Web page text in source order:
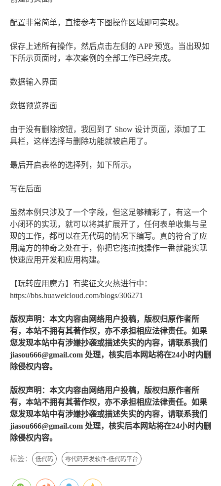
配置非常简单，直接参考下图操作区域即可实现。
保存上述所有操作，然后点击左侧的 APP 预览。当出现如
下所示页面时，本次案例的全部工作已经完成。
数据输入界面
数据预览界面
由于没有删除按钮，我回到了 Show 设计页面，添加了工
具栏，这样选择与删除功能就被启用了。
最后开启表格的选择列，如下所示。
写在后面
虽然本例只涉及了一个字段，但这足够精彩了，有这一个
小闭环的实现，就可以将其扩展开了，任何表单收集与呈
现的工作，都可以在无代码的情况下编写。真的符合了应
用魔方的神奇之处在于，你把它拖拉拽操作一番就能实现
快速应用开发和应用构建。
【玩转应用魔方】有奖征文火热进行中：
https://bbs.huaweicloud.com/blogs/306271
版权声明：本文内容由网络用户投稿，版权归原作者所
有，本站不拥有其著作权，亦不承担相应法律责任。如果
您发现本站中有涉嫌抄袭或描述失实的内容，请联系我们
jiasou666@gmail.com 处理，核实后本网站将在24小时内删
除侵权内容。
版权声明：本文内容由网络用户投稿，版权归原作者所
有，本站不拥有其著作权，亦不承担相应法律责任。如果
您发现本站中有涉嫌抄袭或描述失实的内容，请联系我们
jiasou666@gmail.com 处理，核实后本网站将在24小时内删
除侵权内容。
标签： 低代码 零代码开发软件-低代码平台